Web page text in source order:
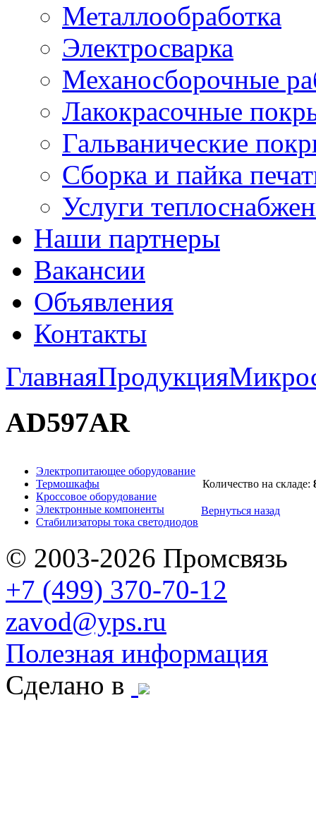
Металлообработка
Электросварка
Механосборочные
Лакокрасочные
Гальванические
Сборка и пайка
Услуги
Наши партнеры
Вакансии
Объявления
Контакты
ГлавнаяПродукция
AD597AR
Электропитающее оборудование
Термошкафы
Кроссовое оборудование
Электронные компоненты
Стабилизаторы тока светодиодов
Количество на складе:
Вернуться назад
© 2003-2026 Промсвязь
+7 (499) 370-70-12
zavod@yps.ru
Полезная информация
Сделано в